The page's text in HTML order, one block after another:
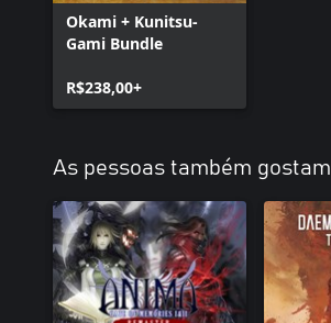
Okami + Kunitsu-
Gami Bundle
R$238,00+
As pessoas também gostam